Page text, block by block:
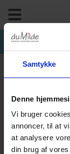
Samtykke
Denne
Vi bruger
annoncer, til at
at analysere
din brug af